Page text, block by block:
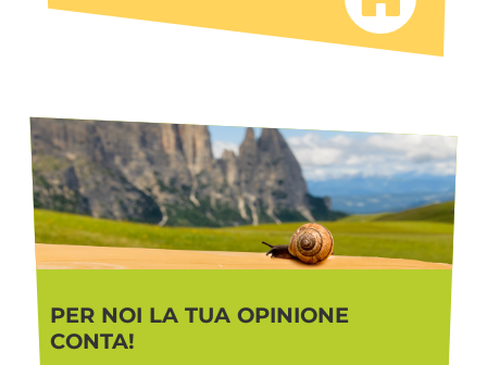
PER NOI LA TUA OPINIONE
CONTA!